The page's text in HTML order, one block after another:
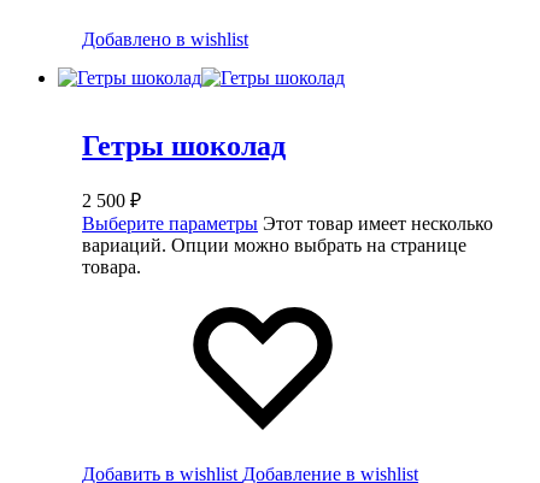
Добавлено в wishlist
Гетры шоколад
2 500 ₽
Выберите параметры Этот товар имеет несколько
вариаций. Опции можно выбрать на странице
товара.
Добавить в wishlist Добавление в wishlist